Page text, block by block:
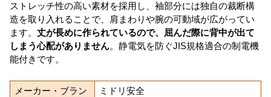
ストレッチ性の高い素材を採用し、袖部分には独自の裁断構
造を取り入れることで、肩まわりや腕の可動域が広がってい
ます。 丈が長めに作られているので、屈んだ際に背中が出て
しまう心配がありません。静電気を防ぐJIS規格適合の制電機
能付きです。
メーカー・ブラン
ミドリ安全